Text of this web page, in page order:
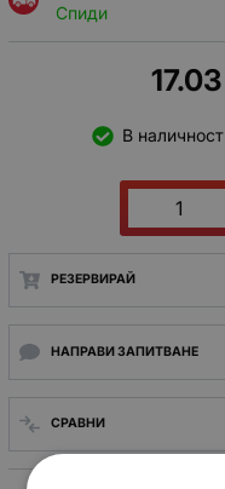
Спиди
17.03
В наличност
РЕЗЕРВИРАЙ
НАПРАВИ ЗАПИТВАНЕ
СРАВНИ